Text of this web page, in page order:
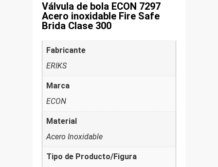
Válvula de bola ECON 7297
Acero inoxidable Fire Safe
Brida Clase 300
Fabricante
ERIKS
Marca
ECON
Material
Acero Inoxidable
Tipo de Producto/Figura